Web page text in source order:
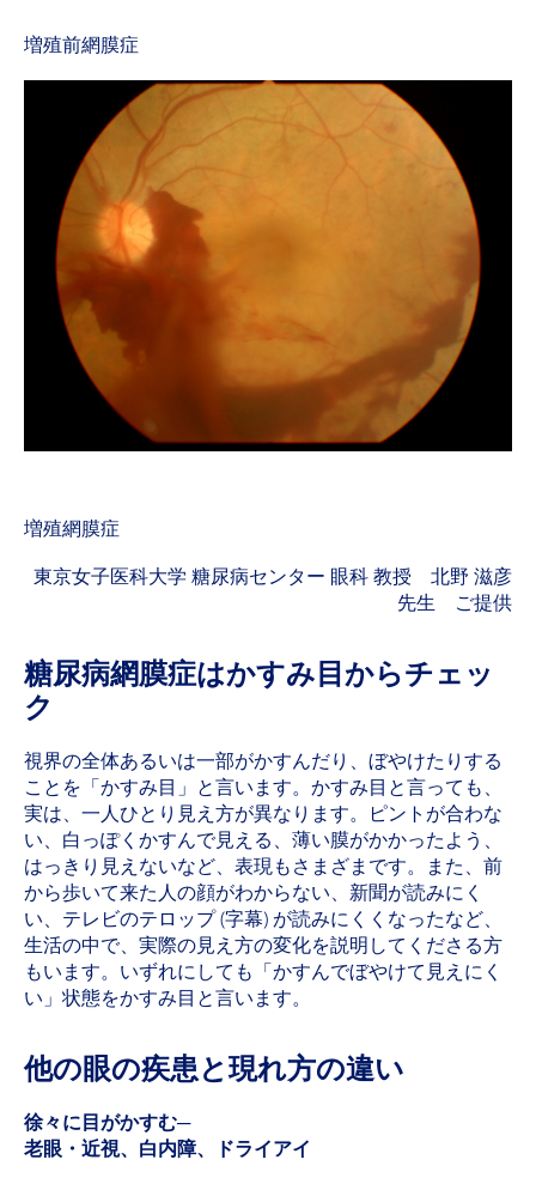
増殖前網膜症
増殖網膜症
東京女子医科大学 糖尿病センター 眼科 教授 北野 滋彦
先生 ご提供
糖尿病網膜症はかすみ目からチェッ
ク
視界の全体あるいは一部がかすんだり、ぼやけたりする
ことを「かすみ目」と言います。かすみ目と言っても、
実は、一人ひとり見え方が異なります。ピントが合わな
い、白っぽくかすんで見える、薄い膜がかかったよう、
はっきり見えないなど、表現もさまざまです。また、前
から歩いて来た人の顔がわからない、新聞が読みにく
い、テレビのテロップ (字幕) が読みにくくなったなど、
生活の中で、実際の見え方の変化を説明してくださる方
もいます。いずれにしても「かすんでぼやけて見えにく
い」状態をかすみ目と言います。
他の眼の疾患と現れ方の違い
徐々に目がかすむ─
老眼・近視、白内障、ドライアイ